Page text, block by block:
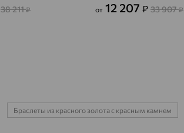
38 211₽ от 12 207 ₽ 33 907₽
Браслеты из красного золота с красным камнем
Актюбинский, Азнакаевский район